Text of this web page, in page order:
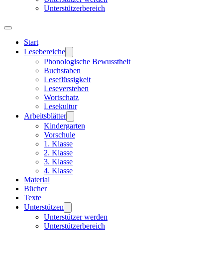
Unterstützerbereich
Start
Lesebereiche
Phonologische Bewusstheit
Buchstaben
Leseflüssigkeit
Leseverstehen
Wortschatz
Lesekultur
Arbeitsblätter
Kindergarten
Vorschule
1. Klasse
2. Klasse
3. Klasse
4. Klasse
Material
Bücher
Texte
Unterstützen
Unterstützer werden
Unterstützerbereich